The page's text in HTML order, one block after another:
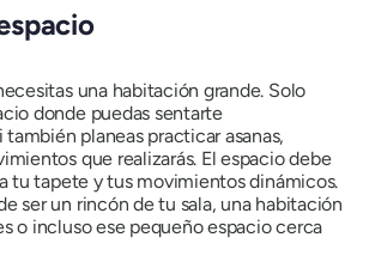
una habitación grande. Solo
donde puedas sentarte
planeas practicar asanas,
que realizarás. El espacio debe
tu tapete y tus movimientos dinámicos.
ser un rincón de tu sala, una habitación
o incluso ese pequeño espacio cerca